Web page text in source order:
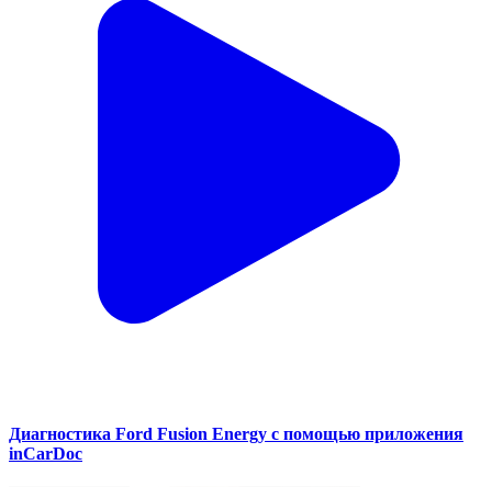
Диагностика Ford Fusion Energy с помощью приложения
inCarDoc